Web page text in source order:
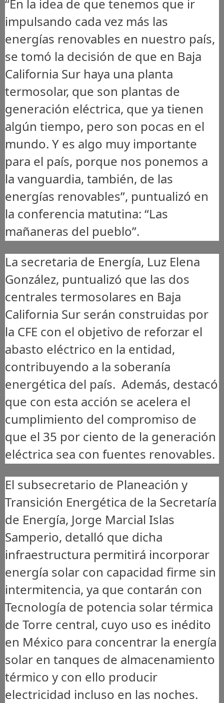
“En la idea de que tenemos que ir
impulsando cada vez más las
energías renovables en nuestro país,
se tomó la decisión de que en Baja
California Sur haya una planta
termosolar, que son plantas de
generación eléctrica, que ya tienen
algún tiempo, pero son pocas en el
mundo. Y es algo muy importante
para el país, porque nos ponemos a
la vanguardia, también, de las
energías renovables”, puntualizó en
la conferencia matutina: “Las
mañaneras del pueblo”.
La secretaria de Energía, Luz Elena
González, puntualizó que las dos
centrales termosolares en Baja
California Sur serán construidas por
la CFE con el objetivo de reforzar el
abasto eléctrico en la entidad,
contribuyendo a la soberanía
energética del país. Además, destacó
que con esta acción se acelera el
cumplimiento del compromiso de
que el 35 por ciento de la generación
eléctrica sea con fuentes renovables.
El subsecretario de Planeación y
Transición Energética de la Secretaría
de Energía, Jorge Marcial Islas
Samperio, detalló que dicha
infraestructura permitirá incorporar
energía solar con capacidad firme sin
intermitencia, ya que contarán con
Tecnología de potencia solar térmica
de Torre central, cuyo uso es inédito
en México para concentrar la energía
solar en tanques de almacenamiento
térmico y con ello producir
electricidad incluso en las noches.